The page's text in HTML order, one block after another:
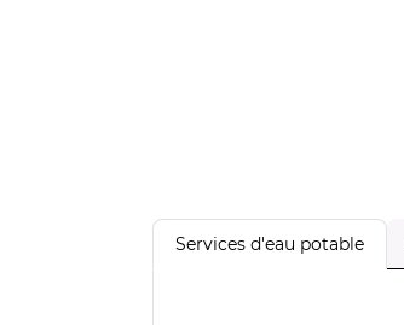
Services d'eau potable